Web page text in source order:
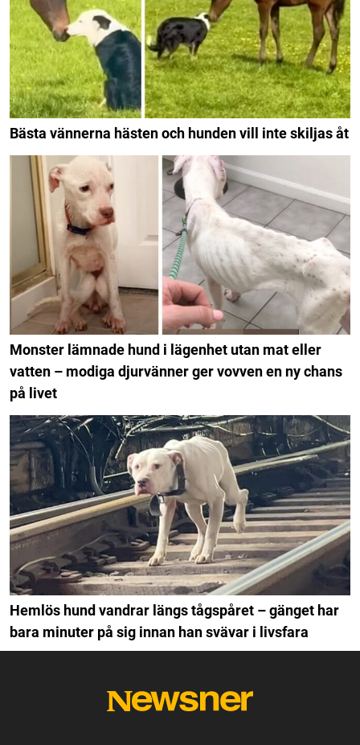
Bästa vännerna hästen och hunden vill inte skiljas åt
Monster lämnade hund i lägenhet utan mat eller
vatten – modiga djurvänner ger vovven en ny chans
på livet
Hemlös hund vandrar längs tågspåret – gänget har
bara minuter på sig innan han svävar i livsfara